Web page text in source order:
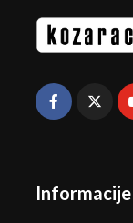
Informacije